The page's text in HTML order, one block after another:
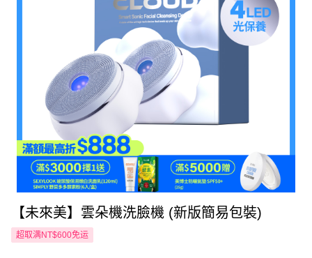
【未來美】雲朵機洗臉機 (新版簡易包裝)
超取满NT$600免运